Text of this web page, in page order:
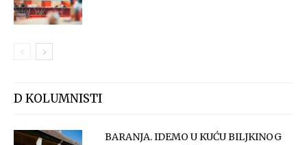
D KOLUMNISTI
BARANJA. IDEMO U KUĆU BILJKINOG